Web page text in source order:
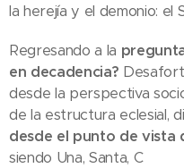
la herejía y el demonio: el
Regresando a la
en decadencia?
desde la perspectiva
de la estructura eclesial,
desde el punto de vista
siendo Una, Santa, C